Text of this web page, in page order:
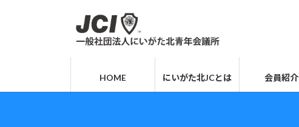
ス
ン
HOME にいがた北JCとは 会員紹介